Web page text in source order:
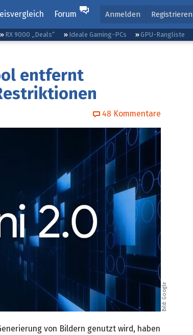
Forum Anmelden Registrieren
RX 9000 „Deals“ Ideale Gaming-PCs GPU-Rangliste
entfernt
48 Kommentare
Bild:
Google
von Bildern genutzt wird, haben